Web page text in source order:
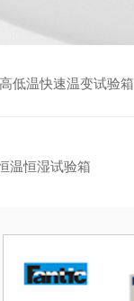
高低温快速温变试验箱
温恒湿试验箱